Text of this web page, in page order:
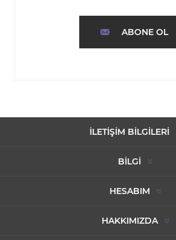
ABONE OL
İLETIŞIM BILGILERI
BILGI
HESABIM
HAKKIMIZDA